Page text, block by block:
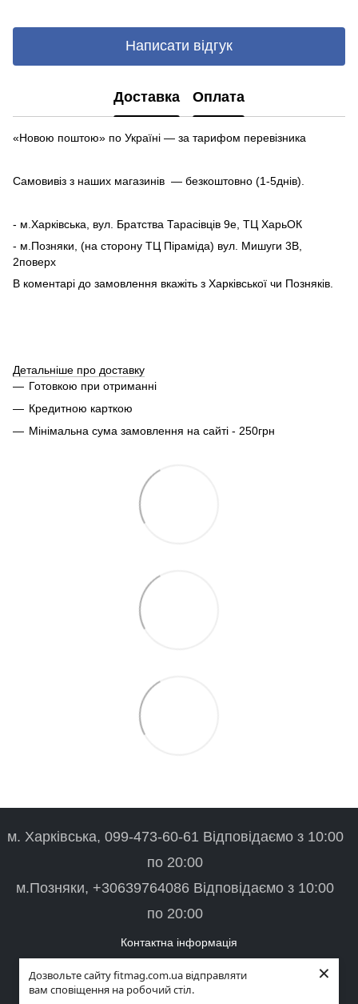
Дозвольте сайту fitmag.com.ua відправляти
вам сповіщення на робочий стіл.
×
Написати відгук
Доставка Оплата
«Новою поштою» по Україні — за тарифом перевізника
Самовивіз з наших магазинів — безкоштовно (1-5днів).
- м.Харківська, вул. Братства Тарасівців 9е, ТЦ ХарьОК
- м.Позняки, (на сторону ТЦ Піраміда) вул. Мишуги 3В,
2поверх
В коментарі до замовлення вкажіть з Харківської чи Позняків.
Детальніше про доставку
Готовкою при отриманні
Кредитною карткою
Мінімальна сума замовлення на сайті - 250грн
м. Харківська, 099-473-60-61 Відповідаємо з 10:00
по 20:00
м.Позняки, +30639764086 Відповідаємо з 10:00
по 20:00
Контактна інформація
Повна версія сайту